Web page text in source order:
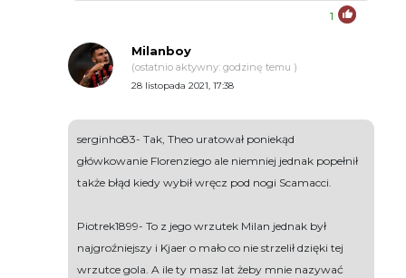
1
Milanboy
(ostatnio aktywny: godzinę temu )
28 listopada 2021, 17:38
serginho83- Tak, Theo uratował poniekąd
główkowanie Florenziego ale niemniej jednak popełnił
także błąd kiedy wybił wręcz pod nogi Scamacci.
Piotrek1899- To z jego wrzutek Milan jednak był
najgroźniejszy i Kjaer o mało co nie strzelił dzięki tej
wrzutce gola. A ile ty masz lat żeby mnie nazywać